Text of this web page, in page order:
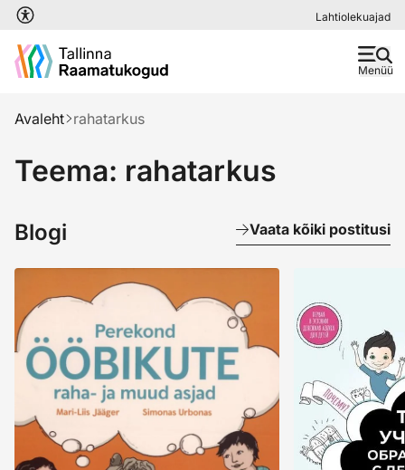
Liigu edasi põhisisu juurde Lahtiolekuajad
Menüü
Avaleht rahatarkus
Teema: rahatarkus
Blogi Vaata kõiki postitusi